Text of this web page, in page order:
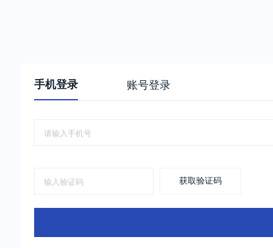
手机登录 账号登录
获取验证码